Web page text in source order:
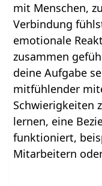
mit Menschen,
Verbindung
emotionale
zusammen
deine Aufgabe
mitfühlender
Schwierigkeiten
lernen, eine
funktioniert,
Mitarbeitern